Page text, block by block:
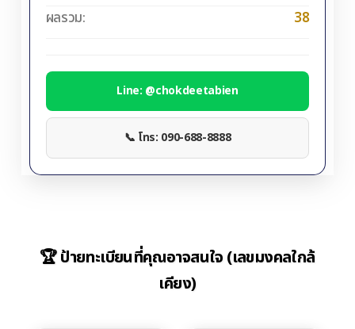
ผลรวม:
38
Line: @chokdeetabien
📞 โทร: 090-688-8888
🏆 ป้ายทะเบียนที่คุณอาจสนใจ (เลขมงคลใกล้
เคียง)